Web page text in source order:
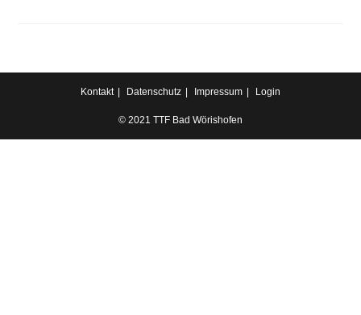
Kontakt Datenschutz Impressum Login
© 2021 TTF Bad Wörishofen